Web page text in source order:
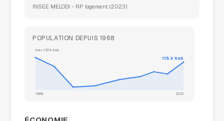
INSEE MELODI - RP logement (2023)
POPULATION DEPUIS 1968
max 120 khab
1968 2023
118 k hab